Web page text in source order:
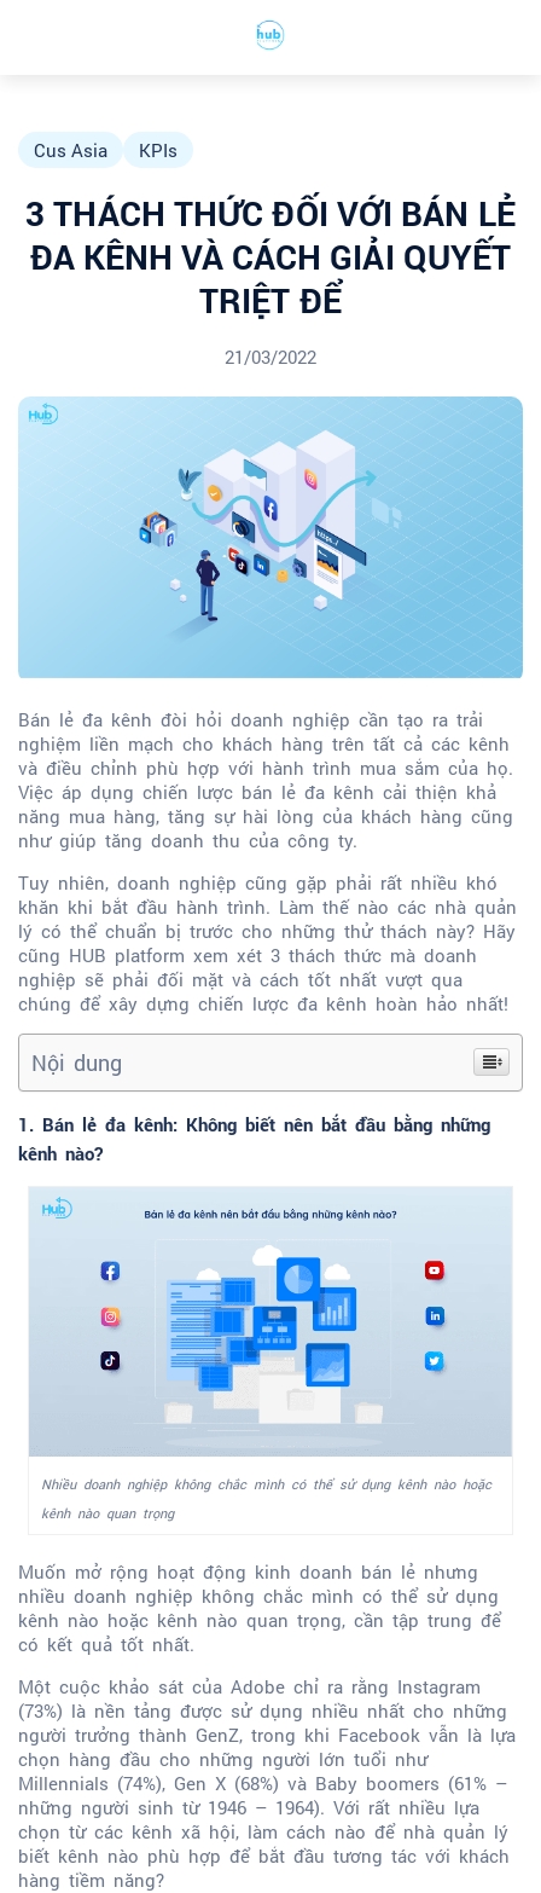
Cus Asia KPIs
3 THÁCH THỨC ĐỐI VỚI BÁN LẺ
ĐA KÊNH VÀ CÁCH GIẢI QUYẾT
TRIỆT ĐỂ
21/03/2022
Bán lẻ đa kênh đòi hỏi doanh nghiệp cần tạo ra trải
nghiệm liền mạch cho khách hàng trên tất cả các kênh
và điều chỉnh phù hợp với hành trình mua sắm của họ.
Việc áp dụng chiến lược bán lẻ đa kênh cải thiện khả
năng mua hàng, tăng sự hài lòng của khách hàng cũng
như giúp tăng doanh thu của công ty.
Tuy nhiên, doanh nghiệp cũng gặp phải rất nhiều khó
khăn khi bắt đầu hành trình. Làm thế nào các nhà quản
lý có thể chuẩn bị trước cho những thử thách này? Hãy
cũng HUB platform xem xét 3 thách thức mà doanh
nghiệp sẽ phải đối mặt và cách tốt nhất vượt qua
chúng để xây dựng chiến lược đa kênh hoàn hảo nhất!
Nội dung
1. Bán lẻ đa kênh: Không biết nên bắt đầu bằng những
kênh nào?
Nhiều doanh nghiệp không chắc mình có thể sử dụng kênh nào hoặc
kênh nào quan trọng
Muốn mở rộng hoạt động kinh doanh bán lẻ nhưng
nhiều doanh nghiệp không chắc mình có thể sử dụng
kênh nào hoặc kênh nào quan trọng, cần tập trung để
có kết quả tốt nhất.
Một cuộc khảo sát của Adobe chỉ ra rằng Instagram
(73%) là nền tảng được sử dụng nhiều nhất cho những
người trưởng thành GenZ, trong khi Facebook vẫn là lựa
chọn hàng đầu cho những người lớn tuổi như
Millennials (74%), Gen X (68%) và Baby boomers (61% –
những người sinh từ 1946 – 1964). Với rất nhiều lựa
chọn từ các kênh xã hội, làm cách nào để nhà quản lý
biết kênh nào phù hợp để bắt đầu tương tác với khách
hàng tiềm năng?